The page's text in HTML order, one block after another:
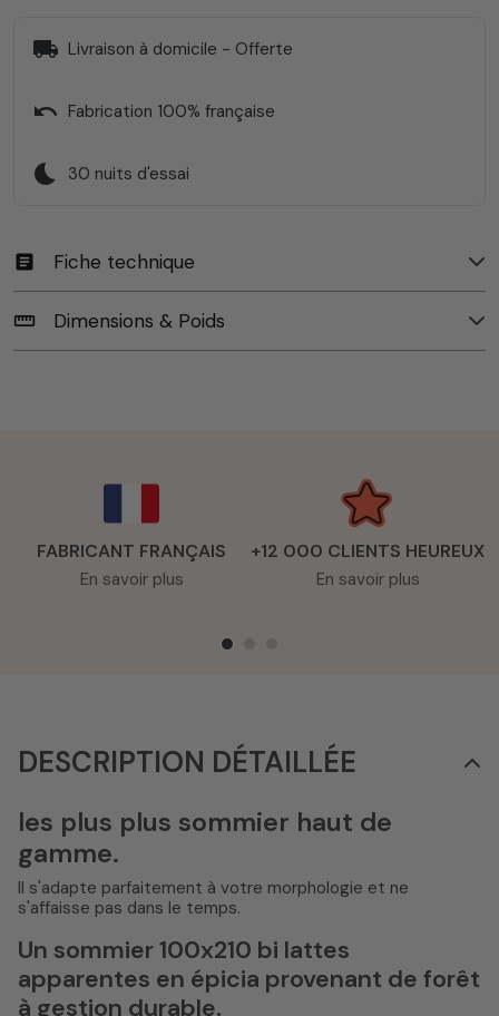
local_shipping Livraison à domicile - Offerte
undo Fabrication 100% française
bedtime 30 nuits d'essai
article Fiche technique
straighten Dimensions & Poids
FABRICANT FRANÇAIS
En savoir plus
+12 000 CLIENTS HEUREUX
En savoir plus
DESCRIPTION DÉTAILLÉE
les plus plus sommier haut de
gamme.
Il s'adapte parfaitement à votre morphologie et ne
s'affaisse pas dans le temps.
Un sommier 100x210 bi lattes
apparentes en épicia provenant de forêt
à gestion durable.